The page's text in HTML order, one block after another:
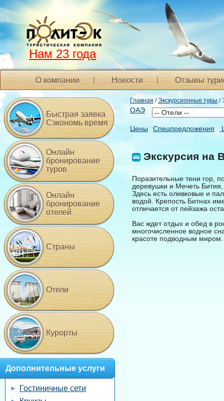
Нам 23 года
О компании Новости Отзывы
Главная /Экскурсионные туры /
ОАЭ
Цены Спецпредложения
Экскурсия на
Поразительные тени гор,
деревушки и Мечеть
Здесь есть оливковые и
водой. Крепость Битнах
отличается от пейзажа
Вас ждет отдых и обед в
многочисленное водное
красоте подводным миром.
Быстрая заявка
Сэкономь время
Онлайн
бронирование
туров
Онлайн
бронирование
отелей
Страны
Отели
Курорты
Дополнительные услуги
Гостиничные сети